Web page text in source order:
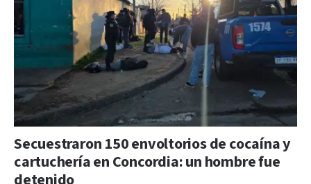
Secuestraron 150 envoltorios de cocaína y
cartuchería en Concordia: un hombre fue
detenido